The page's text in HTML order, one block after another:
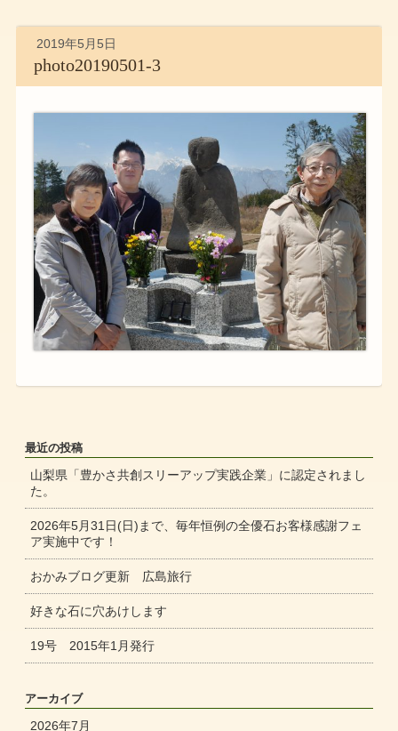
2019年5月5日
photo20190501-3
最近の投稿
山梨県「豊かさ共創スリーアップ実践企業」に認定されまし
た。
2026年5月31日(日)まで、毎年恒例の全優石お客様感謝フェ
ア実施中です！
おかみブログ更新 広島旅行
好きな石に穴あけします
19号 2015年1月発行
アーカイブ
2026年7月